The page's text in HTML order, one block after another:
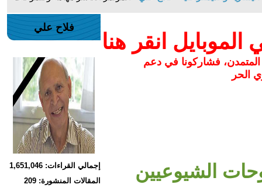
انقر هنا
المتمدن، فشاركونا في دعم
الحر
الشيوعيين
فلاح علي
إجمالي القراءات: 1,651,046
المقالات المنشورة: 209